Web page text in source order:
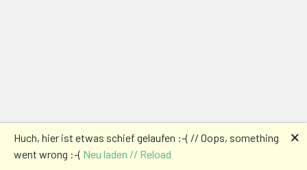
Huch, hier ist etwas schief gelaufen :-( // Oops, something
went wrong :-( Neu laden // Reload
🗙